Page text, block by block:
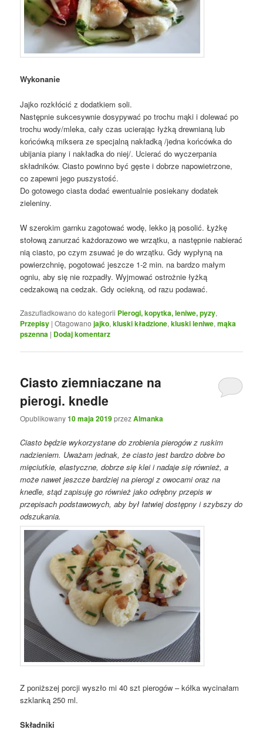
Wykonanie
Jajko rozkłócić z dodatkiem soli.
Następnie sukcesywnie dosypywać po trochu mąki i dolewać po
trochu wody/mleka, cały czas ucierając łyżką drewnianą lub
końcówką miksera ze specjalną nakładką /jedna końcówka do
ubijania piany i nakładka do niej/. Ucierać do wyczerpania
składników. Ciasto powinno być gęste i dobrze napowietrzone,
co zapewni jego puszystość.
Do gotowego ciasta dodać ewentualnie posiekany dodatek
zieleniny.
W szerokim garnku zagotować wodę, lekko ją posolić. Łyżkę
stołową zanurzać każdorazowo we wrzątku, a następnie nabierać
nią ciasto, po czym zsuwać je do wrzątku. Gdy wypłyną na
powierzchnię, pogotować jeszcze 1-2 min. na bardzo małym
ogniu, aby się nie rozpadły. Wyjmować ostrożnie łyżką
cedzakową na cedzak. Gdy ociekną, od razu podawać.
Zaszufladkowano do kategorii Pierogi, kopytka, leniwe, pyzy,
Przepisy |Otagowano jajko,kluski kładzione,kluski leniwe,mąka
pszenna | Dodaj komentarz
Ciasto ziemniaczane na
pierogi. knedle
Opublikowany10 maja 2019przezAlmanka
Ciasto będzie wykorzystane do zrobienia pierogów z ruskim
nadzieniem. Uważam jednak, że ciasto jest bardzo dobre bo
mięciutkie, elastyczne, dobrze się klei i nadaje się również, a
może nawet jeszcze bardziej na pierogi z owocami oraz na
knedle, stąd zapisuję go również jako odrębny przepis w
przepisach podstawowych, aby był łatwiej dostępny i szybszy do
odszukania.
Z poniższej porcji wyszło mi 40 szt pierogów – kółka wycinałam
szklanką 250 ml.
Składniki